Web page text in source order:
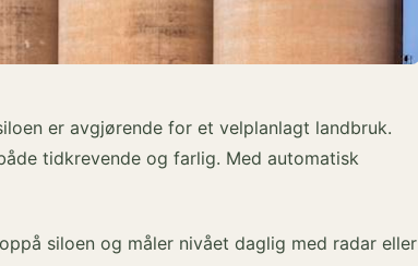
er avgjørende for et velplanlagt landbruk.
tidkrevende og farlig. Med automatisk
siloen og måler nivået daglig med radar eller